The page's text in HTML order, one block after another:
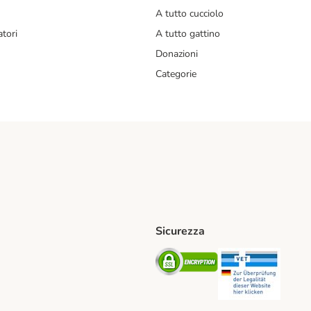
A tutto cucciolo
A tutto gattino
Donazioni
Categorie
Method
Shipping Method
Sicurezza
Security